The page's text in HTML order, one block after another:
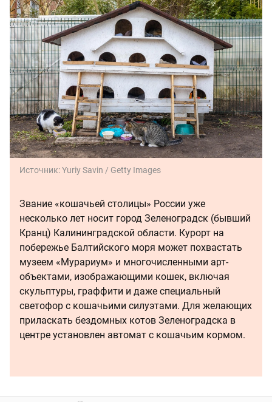
Источник:Yuriy Savin / Getty Images
Звание «кошачьей столицы» России уже
несколько лет носит город Зеленоградск (бывший
Кранц) Калининградской области. Курорт на
побережье Балтийского моря может похвастать
музеем «Мурариум» и многочисленными арт-
объектами, изображающими кошек, включая
скульптуры, граффити и даже специальный
светофор с кошачьими силуэтами. Для желающих
приласкать бездомных котов Зеленоградска в
центре установлен автомат с кошачьим кормом.